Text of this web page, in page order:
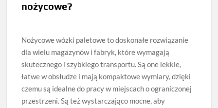
nożycowe?
Nożycowe wózki paletowe to doskonałe rozwiązanie
dla wielu magazynów i fabryk, które wymagają
skutecznego i szybkiego transportu. Są one lekkie,
łatwe w obsłudze i mają kompaktowe wymiary, dzięki
czemu są idealne do pracy w miejscach o ograniczonej
przestrzeni. Są też wystarczająco mocne, aby